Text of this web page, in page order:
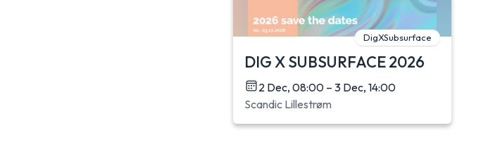
DigXSubsurface
DIG X SUBSURFACE 2026
2 Dec, 08:00 – 3 Dec, 14:00
Scandic Lillestrøm